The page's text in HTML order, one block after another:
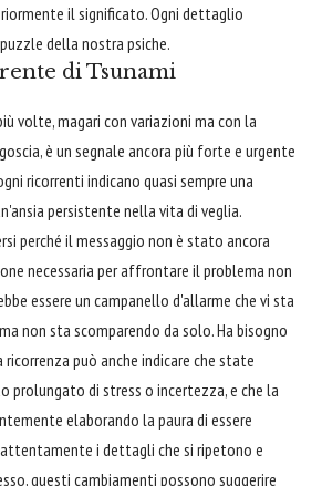
il significato. Ogni dettaglio
della nostra psiche.
di Tsunami
volte, magari con variazioni ma con la
è un segnale ancora più forte e urgente
ricorrenti indicano quasi sempre una
persistente nella vita di veglia.
perché il messaggio non è stato ancora
necessaria per affrontare il problema non
essere un campanello d'allarme che vi sta
non sta scomparendo da solo. Ha bisogno
può anche indicare che state
prolungato di stress o incertezza, e che la
elaborando la paura di essere
i dettagli che si ripetono e
questi cambiamenti possono suggerire